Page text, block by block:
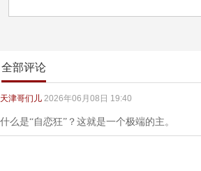
全部评论
天津哥们儿 2026年06月08日 19:40
什么是“自恋狂”？这就是一个极端的主。